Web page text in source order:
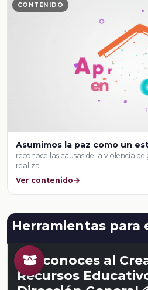
CONTENIDO
Asumimos la paz como un
reconoce las causas de la violencia de
realiza …
Ver contenido
Herramientas para
¿Ya conoces al
Recursos